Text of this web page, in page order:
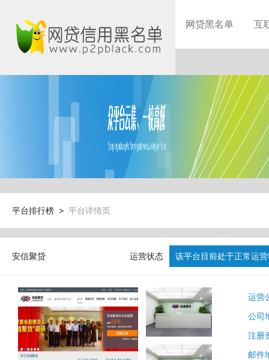
网贷黑名单 互
平台排行榜 > 平台详情页
安信聚贷 运营状态 该平台目前处于正常运
运营
公司
注册
邮件